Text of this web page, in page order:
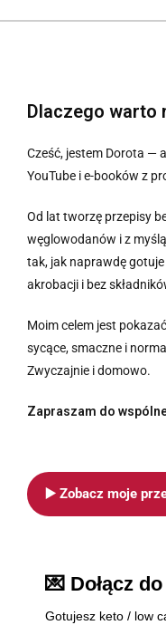
Dlaczego warto
Cześć, jestem Dorota —
YouTube i e-booków z
Od lat tworzę przepisy
węglowodanów i z
tak, jak naprawdę
akrobacji i bez
Moim celem jest
sycące, smaczne i
Zwyczajnie i domowo.
Zapraszam do
▶️ Zobacz moje
💌 Dołącz
Gotujesz keto / low